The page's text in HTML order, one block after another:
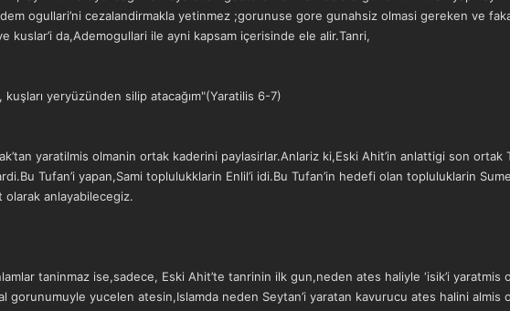
ogullari’ni cezalandirmakla yetinmez ;gorunuse gore gunahsiz olmasi gereken ve
kuslar’i da,Ademogullari ile ayni kapsam içerisinde ele alir.Tanri,
kuşları yeryüzünden silip atacağım"(Yaratilis 6-7)
yaratilmis olmanin ortak kaderini paylasirlar.Anlariz ki,Eski Ahit’in anlattigi son
Tufan’i yapan,Sami toplulukklarin Enlil’i idi.Bu Tufan’in hedefi olan topluluklarin
anlayabilecegiz.
taninmaz ise,sadece, Eski Ahit’te tanrinin ilk gun,neden ates haliyle ‘isik’i yaratmis
gorunumuyle yucelen atesin,Islamda neden Seytan’i yaratan kavurucu ates halini almis